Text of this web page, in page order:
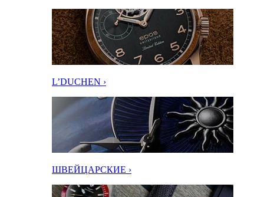
L’DUCHEN ›
ШВЕЙЦАРСКИЕ ›